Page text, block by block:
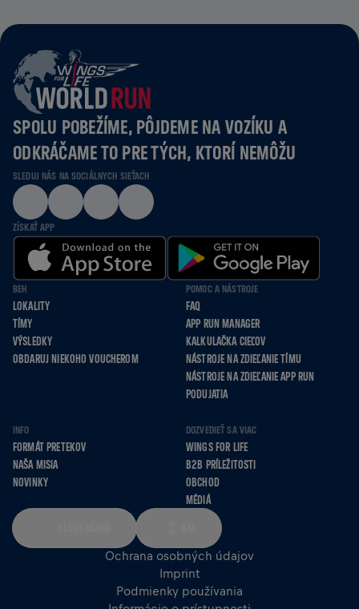
SPOLU POBEŽÍME, PÔJDEME NA VOZÍKU A
ODKRÁČAME TO PRE TÝCH, KTORÍ NEMÔŽU
SLEDUJ NÁS NA SOCIÁLNYCH SIEŤACH
ZÍSKAŤ APP
BEH
LOKALITY
TÍMY
VÝSLEDKY
OBDARUJ NIEKOHO VOUCHEROM
POMOC A NÁSTROJE
FAQ
APP RUN MANAGER
KALKULAČKA CIEĽOV
NÁSTROJE NA ZDIEĽANIE TÍMU
NÁSTROJE NA ZDIEĽANIE APP RUN
PODUJATIA
INFO
FORMÁT PRETEKOV
NAŠA MISIA
NOVINKY
DOZVEDIEŤ SA VIAC
WINGS FOR LIFE
B2B PRÍLEŽITOSTI
OBCHOD
MÉDIÁ
Ochrana osobných údajov
Imprint
Podmienky používania